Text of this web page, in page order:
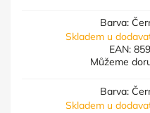
Barva:
Skladem u
EAN:
Můžeme
Barva:
Skladem u